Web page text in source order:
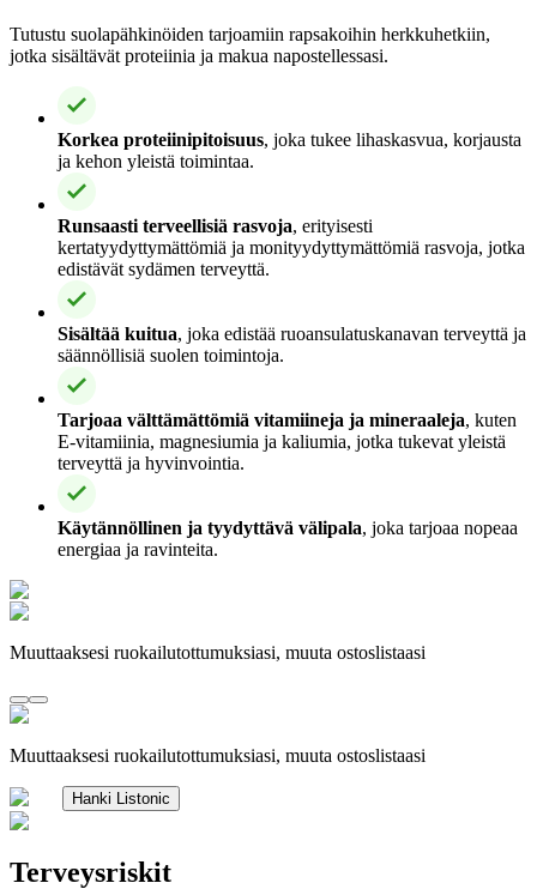
Tutustu suolapähkinöiden tarjoamiin rapsakoihin herkkuhetkiin,
jotka sisältävät proteiinia ja makua napostellessasi.
Korkea proteiinipitoisuus, joka tukee lihaskasvua, korjausta
ja kehon yleistä toimintaa.
Runsaasti terveellisiä rasvoja, erityisesti
kertatyydyttymättömiä ja monityydyttymättömiä rasvoja, jotka
edistävät sydämen terveyttä.
Sisältää kuitua, joka edistää ruoansulatuskanavan terveyttä ja
säännöllisiä suolen toimintoja.
Tarjoaa välttämättömiä vitamiineja ja mineraaleja, kuten
E-vitamiinia, magnesiumia ja kaliumia, jotka tukevat yleistä
terveyttä ja hyvinvointia.
Käytännöllinen ja tyydyttävä välipala, joka tarjoaa nopeaa
energiaa ja ravinteita.
Muuttaaksesi ruokailutottumuksiasi, muuta ostoslistaasi
Muuttaaksesi ruokailutottumuksiasi, muuta ostoslistaasi
Hanki Listonic
Terveysriskit